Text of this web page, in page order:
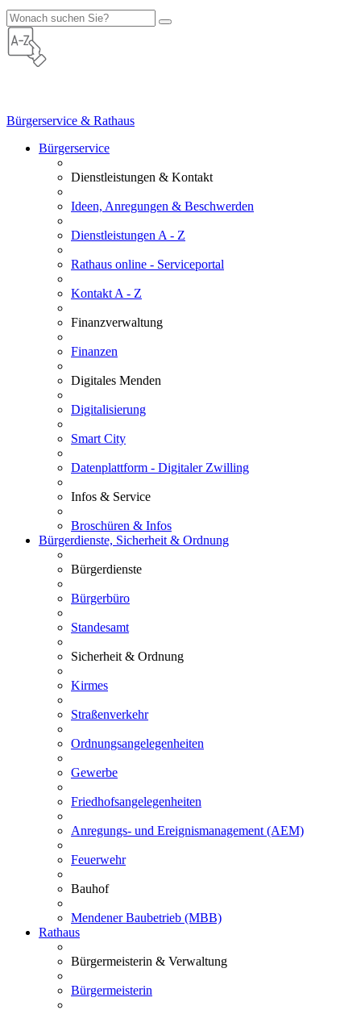
Bürgerservice & Rathaus
Bürgerservice
Dienstleistungen & Kontakt
Ideen, Anregungen & Beschwerden
Dienstleistungen A - Z
Rathaus online - Serviceportal
Kontakt A - Z
Finanzverwaltung
Finanzen
Digitales Menden
Digitalisierung
Smart City
Datenplattform - Digitaler Zwilling
Infos & Service
Broschüren & Infos
Bürgerdienste, Sicherheit & Ordnung
Bürgerdienste
Bürgerbüro
Standesamt
Sicherheit & Ordnung
Kirmes
Straßenverkehr
Ordnungsangelegenheiten
Gewerbe
Friedhofsangelegenheiten
Anregungs- und Ereignismanagement (AEM)
Feuerwehr
Bauhof
Mendener Baubetrieb (MBB)
Rathaus
Bürgermeisterin & Verwaltung
Bürgermeisterin